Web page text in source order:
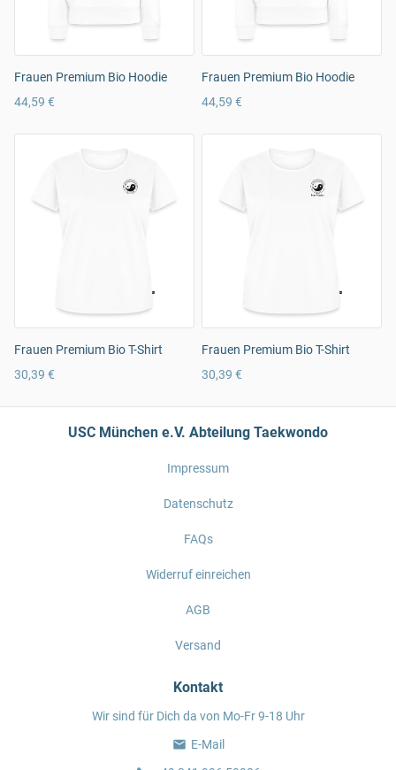
Frauen Premium Bio Hoodie
44,59 €
Frauen Premium Bio Hoodie
44,59 €
Frauen Premium Bio T-Shirt
30,39 €
Frauen Premium Bio T-Shirt
30,39 €
USC München e.V. Abteilung Taekwondo
Impressum
Datenschutz
FAQs
Widerruf einreichen
AGB
Versand
Kontakt
Wir sind für Dich da von Mo-Fr 9-18 Uhr
E-Mail